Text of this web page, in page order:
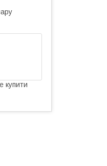
купити